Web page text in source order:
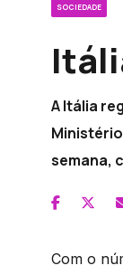
SOCIEDADE
A Itália
semana,
Com o